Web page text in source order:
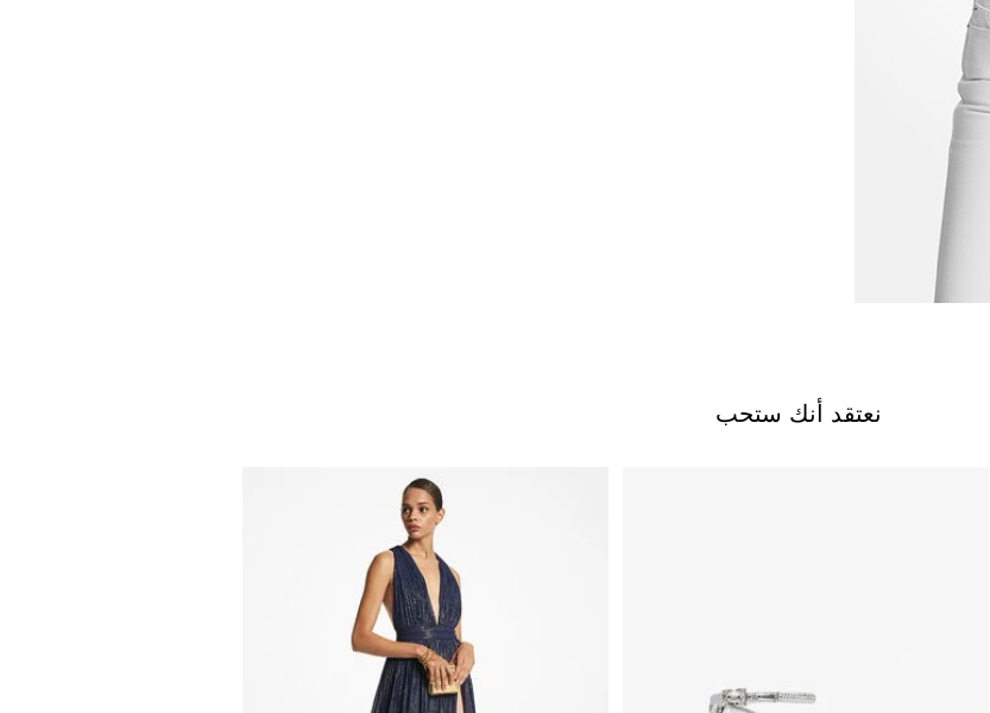
نعتقد أنك ستحب